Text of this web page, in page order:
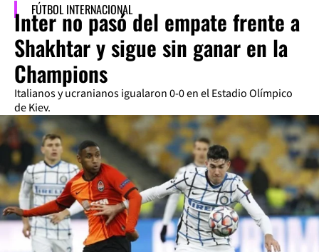
FÚTBOL INTERNACIONAL
Inter no pasó del empate frente a
Shakhtar y sigue sin ganar en la
Champions
Italianos y ucranianos igualaron 0-0 en el Estadio Olímpico
de Kiev.